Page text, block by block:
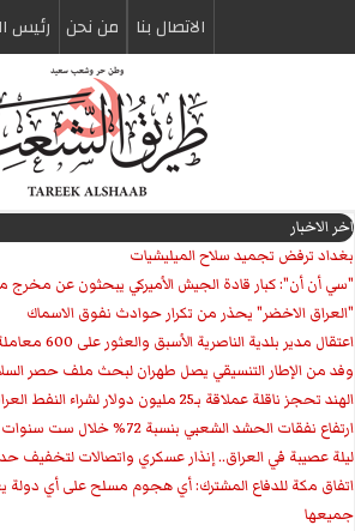
الاتصال بنا من نحن رئیس
اخر الاخبار
بغداد ترفض تجميد سلاح الميليشيات
"سي أن أن": كبار قادة الجيش الأميركي يبحثون عن مخرج
"العراق الاخضر" يحذر من تكرار حوادث نفوق الاسماك
اعتقال مدير بلدية الناصرية الأسبق والعثور على 600 معاملة قطعة أرض
وفد من الإطار التنسيقي يصل طهران لبحث ملف حصر
الهند تحجز ناقلة عملاقة بـ25 مليون دولار لشراء النفط العراقي
ارتفاع نفقات الحشد الشعبي بنسبة 72% خلال ست سنوات
ليلة عصيبة في العراق.. إنذار عسكري واتصالات لتخفيف
‏اتفاق مكة للدفاع المشترك: أي هجوم مسلح على أي دولة
جميعها